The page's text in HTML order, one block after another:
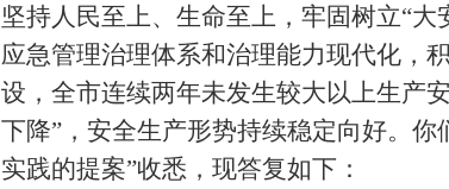
坚持人民至上、生命至上 ，牢固树立“
应急管理治理体系和治理能力现代化 ，
设 ，全市连续两年未发生较大以上生产
下降” ， 安全生产形势持续稳定向好。 你
实践的提案”收悉， 现答复如下：